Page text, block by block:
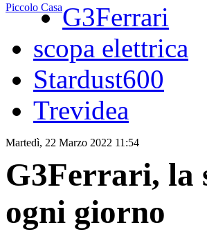
Piccolo CasaG3Ferrari
scopa elettrica
Stardust600
Trevidea
Martedì, 22 Marzo 2022 11:54
G3Ferrari, la
ogni giorno